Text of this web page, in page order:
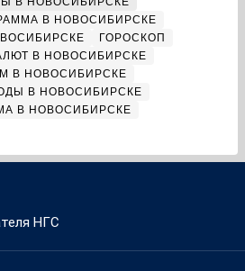
В НОВОСИБИРСКЕ
ГОРОСКОП
В НОВОСИБИРСКЕ
В НОВОСИБИРСКЕ
В НОВОСИБИРСКЕ
В НОВОСИБИРСКЕ
НГС